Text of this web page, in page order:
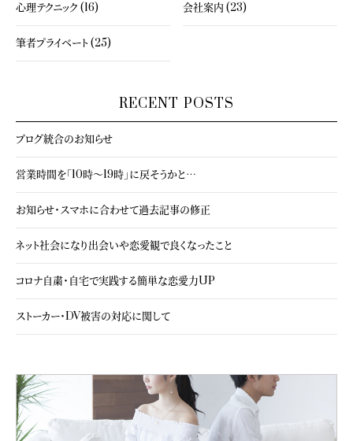
心理テクニック (16) 会社案内 (23)
筆者プライベート (25)
RECENT POSTS
ブログ統合のお知らせ
営業時間を「10時～19時」に戻そうかと…
お知らせ・スマホに合わせて過去記事の修正
ネット社会になり出会いや恋愛観で良くなったこと
コロナ自粛・自宅で実践する簡単な恋愛力UP
ストーカー・DV被害の対応に関して